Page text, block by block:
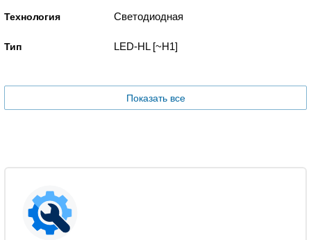
Технология Светодиодная
Тип LED-HL [~H1]
Показать все